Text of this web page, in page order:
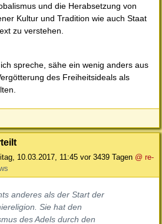
und die Herabsetzung von
Kultur und Tradition wie auch Staat
zu verstehen.
spreche, sähe ein wenig anders aus
des Freiheitsideals als
10.03.2017, 11:45 vor 3439 Tagen @ re-
anderes als der Start der
Sie hat den
des Adels durch den